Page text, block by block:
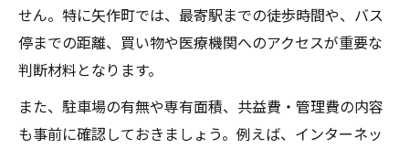
せん。特に矢作町では、最寄駅までの徒歩時間や、バス
停までの距離、買い物や医療機関へのアクセスが重要な
判断材料となります。
また、駐車場の有無や専有面積、共益費・管理費の内容
も事前に確認しておきましょう。例えば、インターネッ